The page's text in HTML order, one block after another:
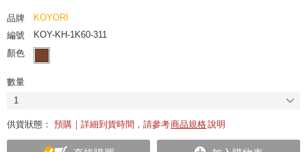
品牌
KOYORI
編號
KOY-KH-1K60-311
顏色
數量
1
供貨狀態： 預購｜詳細到貨時間，請參考商品規格說明